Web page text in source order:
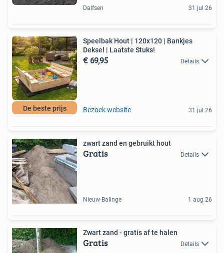
Dalfsen 31 jul 26
De beste prijs
Speelbak Hout | 120x120 | Bankjes
Deksel | Laatste Stuks!
€ 69,95 Details
Bezoek website 31 jul 26
zwart zand en gebruikt hout
Gratis Details
Nieuw-Balinge 1 aug 26
Zwart zand - gratis af te halen
Gratis Details